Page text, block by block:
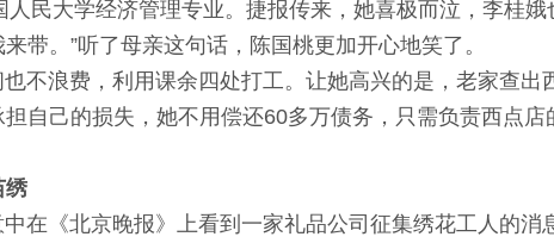
大学经济管理专业。捷报传来，她喜极而泣，李桂娥
带。”听了母亲这句话，陈国桃更加开心地笑了。
浪费，利用课余四处打工。让她高兴的是，老家查出
自己的损失，她不用偿还60多万债务，只需负责西点
绣
《北京晚报》上看到一家礼品公司征集绣花工人的消